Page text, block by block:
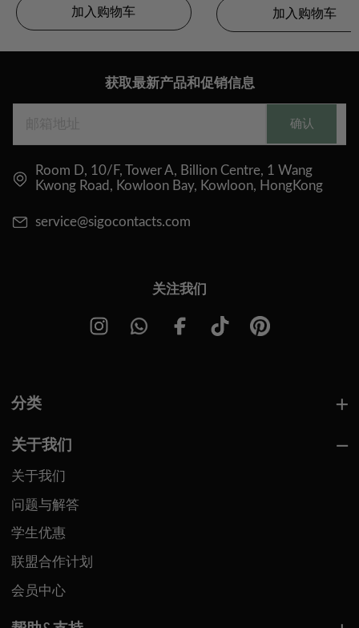
加入购物车 加入购物车
获取最新产品和促销信息
确认
Room D, 10/F, Tower A, Billion Centre, 1 Wang
Kwong Road, Kowloon Bay, Kowloon, HongKong
service@sigocontacts.com
关注我们
分类
关于我们
关于我们
问题与解答
学生优惠
联盟合作计划
会员中心